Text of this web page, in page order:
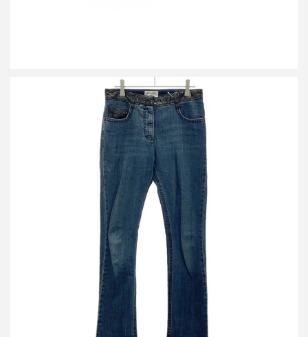
シャネル ラムパテントスキニーデニムパンツ P31989V22199
詳しく見る